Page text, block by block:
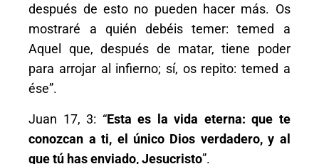
después de esto no pueden hacer más. Os
mostraré a quién debéis temer: temed a
Aquel que, después de matar, tiene poder
para arrojar al infierno; sí, os repito: temed a
ése”.
Juan 17, 3: “Esta es la vida eterna: que te
conozcan a ti, el único Dios verdadero, y al
que tú has enviado, Jesucristo”.